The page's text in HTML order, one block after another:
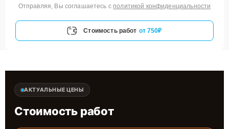
Отправляя, Вы соглашаетесь с политикой конфиденциальности
Стоимость работ от 750₽
АКТУАЛЬНЫЕ ЦЕНЫ
Стоимость работ